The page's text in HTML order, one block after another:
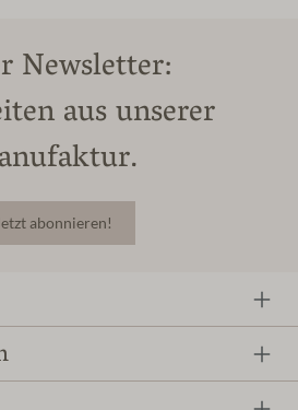
Newsletter:
aus unserer
abonnieren!